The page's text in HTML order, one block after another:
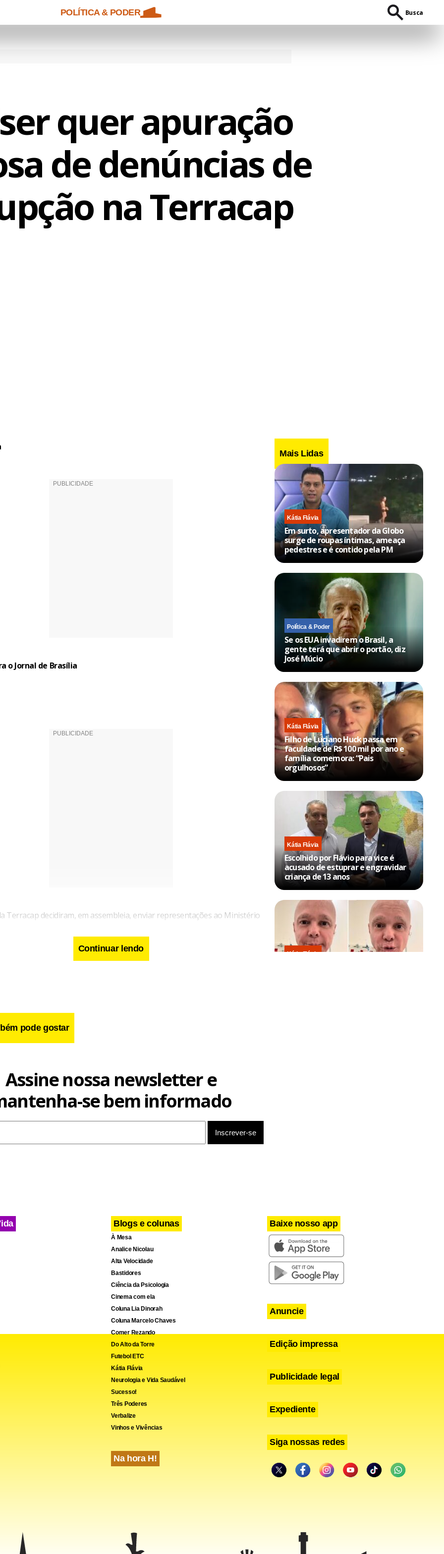
POLÍTICA & PODER Busca
quer apuração
de denúncias de
na Terracap
o Jornal de Brasília
Terracap decidiram, em assembleia, enviar representações ao Ministério
empresa, veiculadas por um blog de Brasília na quinta-feira.
Continuar lendo
pode gostar
Mais Lidas
Kátia Flávia
Em surto, apresentador da Globo
surge de roupas íntimas, ameaça
pedestres e é contido pela PM
Política & Poder
Se os EUA invadirem o Brasil, a
gente terá que abrir o portão, diz
José Múcio
Kátia Flávia
Filho de Luciano Huck passa em
faculdade de R$ 100 mil por ano e
família comemora: “Pais
orgulhosos”
Kátia Flávia
Escolhido por Flávio para vice é
acusado de estuprar e engravidar
criança de 13 anos
Kátia Flávia
Assine nossa newsletter e
se bem informado
Blogs e colunas
À Mesa
Analice Nicolau
Alta Velocidade
Bastidores
Ciência da Psicologia
Cinema com ela
Coluna Lia Dinorah
Coluna Marcelo Chaves
Comer Rezando
Do Alto da Torre
Futebol ETC
Kátia Flávia
Neurologia e Vida Saudável
Sucesso!
Três Poderes
Verbalize
Vinhos e Vivências
Na hora H!
Baixe nosso app
Anuncie
Edição impressa
Publicidade legal
Expediente
Siga nossas redes